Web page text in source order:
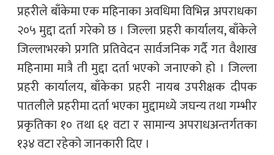
प्रहरीले बाँकेमा एक महिनाका अवधिमा विभिन्न अपराधका
२०५ मुद्दा दर्ता गरेको छ । जिल्ला प्रहरी कार्यालय, बाँकेले
जिल्लाभरको प्रगति प्रतिवेदन सार्वजनिक गर्दै गत वैशाख
महिनामा मात्रै ती मुद्दा दर्ता भएको जनाएको हो । जिल्ला
प्रहरी कार्यालय, बाँकेका प्रहरी नायब उपरीक्षक दीपक
पातलीले प्रहरीमा दर्ता भएका मुद्दामध्ये जघन्य तथा गम्भीर
प्रकृतिका १० तथा ६१ वटा र सामान्य अपराधअन्तर्गतका
१३४ वटा रहेको जानकारी दिए ।